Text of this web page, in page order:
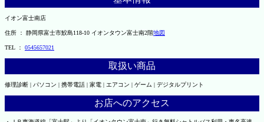
イオン富士南店
住所 ： 静岡県富士市鮫島118-10 イオンタウン富士南2階地図
TEL ： 0545657021
取扱い商品
修理診断 | パソコン | 携帯電話 | 家電 | エアコン | ゲーム | デジタルプリント
お店へのアクセス